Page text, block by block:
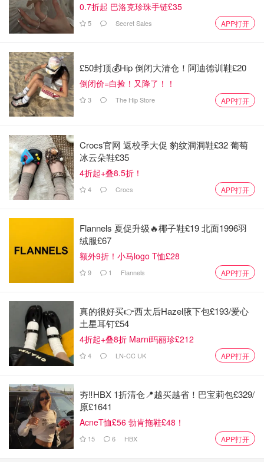
0.7折起 巴洛克珍珠手链£35
5 Secret Sales APP打开
£50封顶💰Hip 倒闭大清仓！阿迪德训鞋£20
倒闭价=白捡！又降了！！
3 The Hip Store APP打开
Crocs官网 返校季大促 豹纹洞洞鞋£32 葡萄
冰云朵鞋£35
4折起+叠8.5折！
4 Crocs APP打开
Flannels 夏促升级🔥椰子鞋£19 北面1996羽
绒服£67
额外9折！小马logo T恤£28
9 1 Flannels APP打开
真的很好买👉西太后Hazel腋下包£193/爱心
土星耳钉£54
4折起+叠8折 Marni玛丽珍£212
4 LN-CC UK APP打开
夯‼️HBX 1折清仓📍越买越省！巴宝莉包£329/
原£1641
AcneT恤£56 勃肯拖鞋£48！
15 6 HBX APP打开